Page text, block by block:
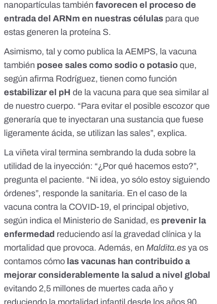
nanopartículas también favorecen el proceso de
entrada del ARNm en nuestras células para que
estas generen la proteína S.
Asimismo, tal y como publica la AEMPS, la vacuna
también posee sales como sodio o potasio que,
según afirma Rodríguez, tienen como función
estabilizar el pH de la vacuna para que sea similar al
de nuestro cuerpo. “Para evitar el posible escozor que
generaría que te inyectaran una sustancia que fuese
ligeramente ácida, se utilizan las sales”, explica.
La viñeta viral termina sembrando la duda sobre la
utilidad de la inyección: “¿Por qué hacemos esto?”,
pregunta el paciente. “Ni idea, yo sólo estoy siguiendo
órdenes”, responde la sanitaria. En el caso de la
vacuna contra la COVID-19, el principal objetivo,
según indica el Ministerio de Sanidad, es prevenir la
enfermedad reduciendo así la gravedad clínica y la
mortalidad que provoca. Además, en Maldita.es ya os
contamos cómo las vacunas han contribuido a
mejorar considerablemente la salud a nivel global
evitando 2,5 millones de muertes cada año y
reduciendo la mortalidad infantil desde los años 90.